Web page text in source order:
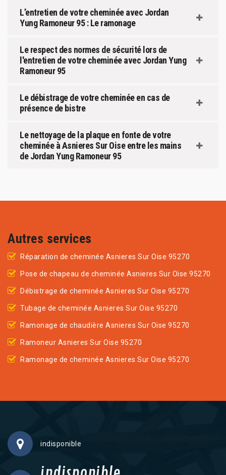
L’entretien de votre cheminée avec Jordan
Yung Ramoneur 95 : Le ramonage
Le respect des normes de sécurité lors de
l'entretien de votre cheminée avec Jordan Yung
Ramoneur 95
Le débistrage de votre cheminée en cas de
présence de bistre
Le nettoyage de la plaque en fonte de votre
cheminée à Asnieres Sur Oise entre les mains
de Jordan Yung Ramoneur 95
Autres services
Réparation de cheminée Asnieres Sur Oise 95270
Pose de chapeau de cheminée Asnieres Sur Oise 95270
Débistrage de cheminée Asnieres Sur Oise 95270
Tubage de cheminée Asnieres Sur Oise 95270
Ramonage de chaudière Asnieres Sur Oise 95270
Ramoneur Asnieres Sur Oise 95270
Ramonage de cheminée Asnieres Sur Oise 95270
indisponible